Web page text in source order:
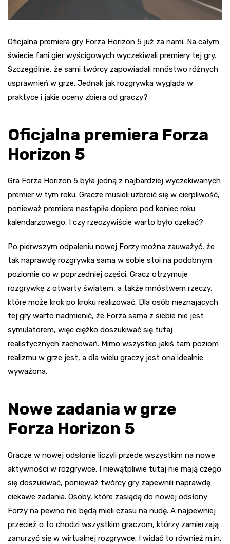
Oficjalna premiera gry Forza Horizon 5 już za nami. Na całym
świecie fani gier wyścigowych wyczekiwali premiery tej gry.
Szczególnie, że sami twórcy zapowiadali mnóstwo różnych
usprawnień w grze. Jednak jak rozgrywka wygląda w
praktyce i jakie oceny zbiera od graczy?
Oficjalna premiera Forza
Horizon 5
Gra Forza Horizon 5 była jedną z najbardziej wyczekiwanych
premier w tym roku. Gracze musieli uzbroić się w cierpliwość,
ponieważ premiera nastąpiła dopiero pod koniec roku
kalendarzowego. I czy rzeczywiście warto było czekać?
Po pierwszym odpaleniu nowej Forzy można zauważyć, że
tak naprawdę rozgrywka sama w sobie stoi na podobnym
poziomie co w poprzedniej części. Gracz otrzymuje
rozgrywkę z otwarty światem, a także mnóstwem rzeczy,
które może krok po kroku realizować. Dla osób nieznających
tej gry warto nadmienić, że Forza sama z siebie nie jest
symulatorem, więc ciężko doszukiwać się tutaj
realistycznych zachowań. Mimo wszystko jakiś tam poziom
realizmu w grze jest, a dla wielu graczy jest ona idealnie
wyważona.
Nowe zadania w grze
Forza Horizon 5
Gracze w nowej odsłonie liczyli przede wszystkim na nowe
aktywności w rozgrywce. I niewątpliwie tutaj nie mają czego
się doszukiwać, ponieważ twórcy gry zapewnili naprawdę
ciekawe zadania. Osoby, które zasiądą do nowej odsłony
Forzy na pewno nie będą mieli czasu na nudę. A najpewniej
przecież o to chodzi wszystkim graczom, którzy zamierzają
zanurzyć się w wirtualnej rozgrywce. I widać to również m.in.